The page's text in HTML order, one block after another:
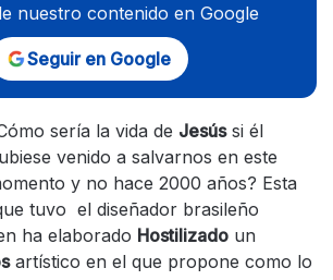
nuestro contenido en Google
Seguir en Google
sería la vida de Jesússi él
venido a salvarnos en este
y no hace 2000 años? Esta
tuvo el diseñador brasileño
ha elaborado Hostilizado un
artístico en el que propone como lo